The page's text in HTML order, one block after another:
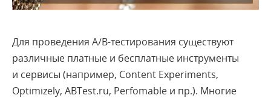
Для проведения А/B-тестирования существуют
различные платные и бесплатные инструменты
и сервисы (например, Content Experiments,
Optimizely, ABTest.ru, Perfomable и пр.). Многие